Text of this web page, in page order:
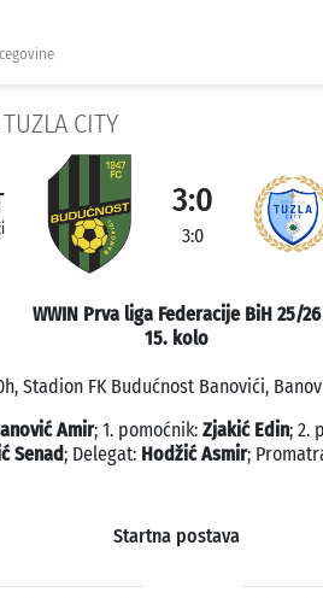
CITY
3:0
3:0
WWIN Prva liga Federacije BiH 25/26
15. kolo
Stadion FK Budućnost Banovići,
Amir; 1. pomoćnik: Zjakić Edin; 2.
Senad; Delegat: Hodžić Asmir;
Startna postava